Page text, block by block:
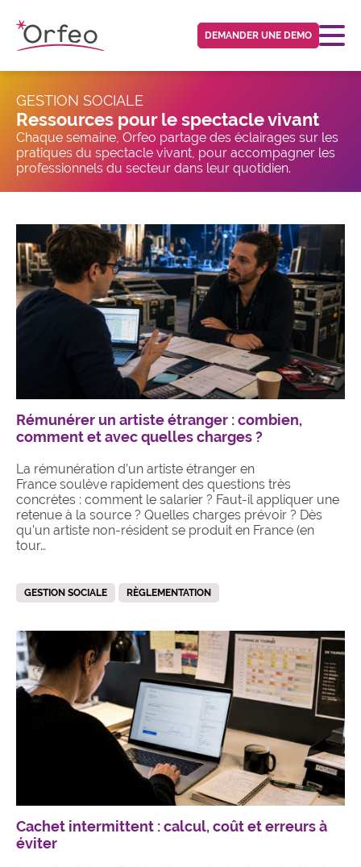
DEMANDER UNE DEMO
GESTION SOCIALE
Ressources pour le spectacle vivant
Chaque semaine, Orfeo partage des éclairages sur les
pratiques du spectacle vivant, pour accompagner les
professionnels du secteur dans leur quotidien.
Rémunérer un artiste étranger : combien,
comment et avec quelles charges ?
La rémunération d’un artiste étranger en
France soulève rapidement des questions très
concrètes : comment le salarier ? Faut-il appliquer une
retenue à la source ? Quelles charges prévoir ? Dès
qu’un artiste non-résident se produit en France (en
tour…
GESTION SOCIALE RÈGLEMENTATION
Cachet intermittent : calcul, coût et erreurs à
éviter